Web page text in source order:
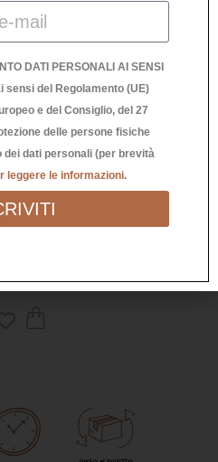
YELLOW
DATI PERSONALI AI SENSI
del Regolamento (UE)
e del Consiglio, del 27
delle persone fisiche
dati personali (per brevità
leggere le informazioni.